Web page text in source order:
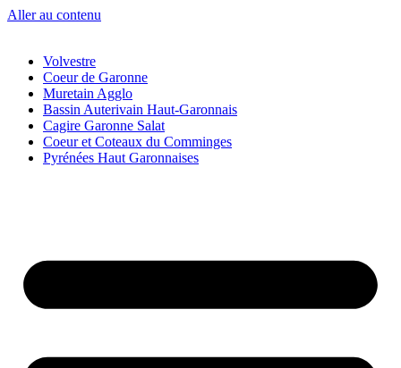
Aller au contenu
Volvestre
Coeur de Garonne
Muretain Agglo
Bassin Auterivain Haut-Garonnais
Cagire Garonne Salat
Coeur et Coteaux du Comminges
Pyrénées Haut Garonnaises